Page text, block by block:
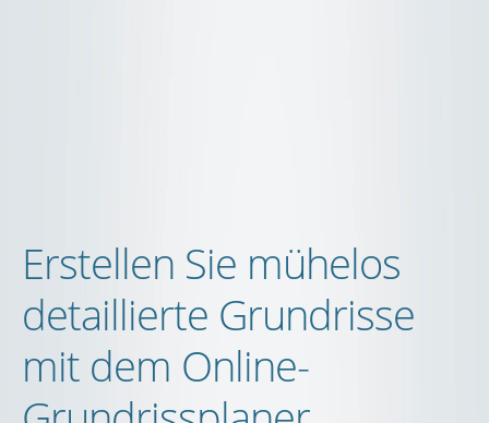
Erstellen Sie mühelos
detaillierte Grundrisse
mit dem Online-